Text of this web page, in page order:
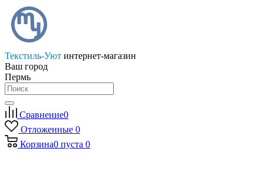
Текстиль-Уют интернет-магазин
Ваш город
Пермь
Сравнение0
Отложенные 0
Корзина0 пуста 0